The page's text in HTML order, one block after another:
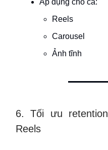
Reels
Carousel
Ảnh tĩnh
6. Tối ưu
Reels